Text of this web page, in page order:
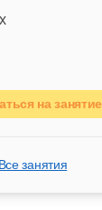
на занятие
Все занятия